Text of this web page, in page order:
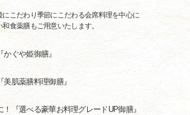
こだわり季節にこだわる会席料理を中心に
食薬膳もご用意いたします。
ぐや姫御膳』
肌薬膳料理御膳』
！『選べる豪華お料理グレードUP御膳』